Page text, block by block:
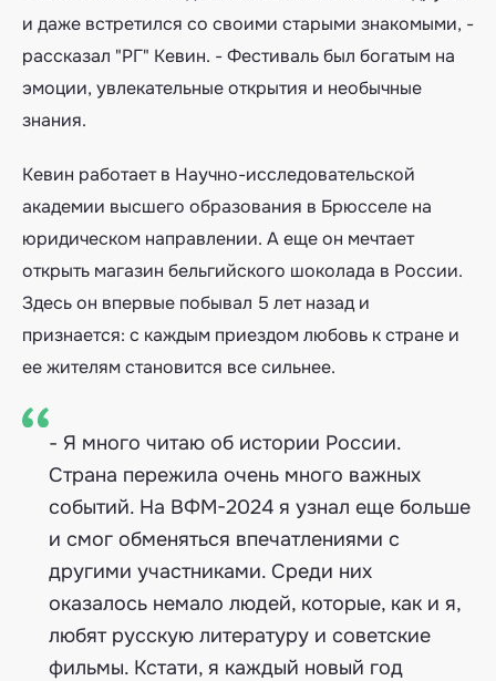
и даже встретился со своими старыми знакомыми, -
рассказал "РГ" Кевин. - Фестиваль был богатым на
эмоции, увлекательные открытия и необычные
знания.
Кевин работает в Научно-исследовательской
академии высшего образования в Брюсселе на
юридическом направлении. А еще он мечтает
открыть магазин бельгийского шоколада в России.
Здесь он впервые побывал 5 лет назад и
признается: с каждым приездом любовь к стране и
ее жителям становится все сильнее.
- Я много читаю об истории России.
Страна пережила очень много важных
событий. На ВФМ-2024 я узнал еще больше
и смог обменяться впечатлениями с
другими участниками. Среди них
оказалось немало людей, которые, как и я,
любят русскую литературу и советские
фильмы. Кстати, я каждый новый год